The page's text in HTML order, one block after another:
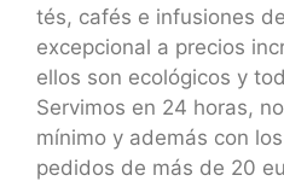
tés, cafés e infusiones
excepcional a precios
ellos son ecológicos y
Servimos en 24 horas,
mínimo y además con
pedidos de más de 20